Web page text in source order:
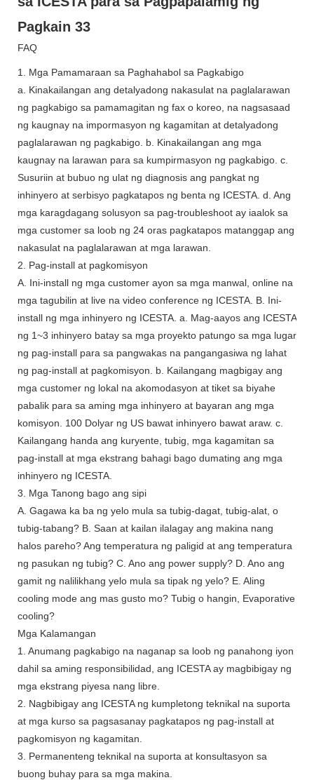
FAQ
1. Mga Pamamaraan sa Paghahabol sa Pagkabigo
a. Kinakailangan ang detalyadong nakasulat na paglalarawan
ng pagkabigo sa pamamagitan ng fax o koreo, na nagsasaad
ng kaugnay na impormasyon ng kagamitan at detalyadong
paglalarawan ng pagkabigo. b. Kinakailangan ang mga
kaugnay na larawan para sa kumpirmasyon ng pagkabigo. c.
Susuriin at bubuo ng ulat ng diagnosis ang pangkat ng
inhinyero at serbisyo pagkatapos ng benta ng ICESTA. d. Ang
mga karagdagang solusyon sa pag-troubleshoot ay iaalok sa
mga customer sa loob ng 24 oras pagkatapos matanggap ang
nakasulat na paglalarawan at mga larawan.
2. Pag-install at pagkomisyon
A. Ini-install ng mga customer ayon sa mga manwal, online na
mga tagubilin at live na video conference ng ICESTA. B. Ini-
install ng mga inhinyero ng ICESTA. a. Mag-aayos ang ICESTA
ng 1~3 inhinyero batay sa mga proyekto patungo sa mga lugar
ng pag-install para sa pangwakas na pangangasiwa ng lahat
ng pag-install at pagkomisyon. b. Kailangang magbigay ang
mga customer ng lokal na akomodasyon at tiket sa biyahe
pabalik para sa aming mga inhinyero at bayaran ang mga
komisyon. 100 Dolyar ng US bawat inhinyero bawat araw. c.
Kailangang handa ang kuryente, tubig, mga kagamitan sa
pag-install at mga ekstrang bahagi bago dumating ang mga
inhinyero ng ICESTA.
3. Mga Tanong bago ang sipi
A. Gagawa ka ba ng yelo mula sa tubig-dagat, tubig-alat, o
tubig-tabang? B. Saan at kailan ilalagay ang makina nang
halos pareho? Ang temperatura ng paligid at ang temperatura
ng pasukan ng tubig? C. Ano ang power supply? D. Ano ang
gamit ng nalilikhang yelo mula sa tipak ng yelo? E. Aling
cooling mode ang mas gusto mo? Tubig o hangin, Evaporative
cooling?
Mga Kalamangan
1. Anumang pagkabigo na naganap sa loob ng panahong iyon
dahil sa aming responsibilidad, ang ICESTA ay magbibigay ng
mga ekstrang piyesa nang libre.
2. Nagbibigay ang ICESTA ng kumpletong teknikal na suporta
at mga kurso sa pagsasanay pagkatapos ng pag-install at
pagkomisyon ng kagamitan.
3. Permanenteng teknikal na suporta at konsultasyon sa
buong buhay para sa mga makina.